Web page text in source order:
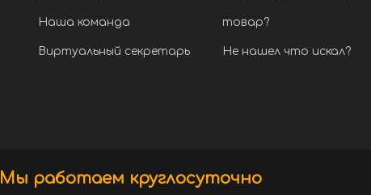
Наша команда
Виртуальный секретарь
товар?
Не нашел что искал?
Мы работаем круглосуточно